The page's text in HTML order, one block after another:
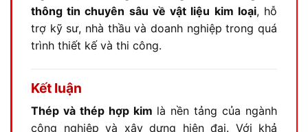
thông tin chuyên sâu về vật liệu kim loại, hỗ
trợ kỹ sư, nhà thầu và doanh nghiệp trong quá
trình thiết kế và thi công.
Kết luận
Thép và thép hợp kim là nền tảng của ngành
công nghiệp và xây dựng hiện đại. Với khả